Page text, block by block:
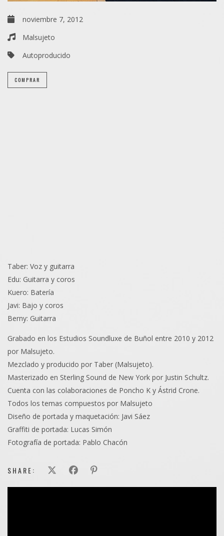
noviembre 7, 2012
Malsujeto
Autoproducido
COMPRAR
Taber: Voz y guitarra
Edu: Guitarra y coros
Kuero: Batería
Javi: Bajo y coros
Berny: Guitarra
Grabado en los Estudios Soundluxe de Buñol entre 2010 y 2012
por Malsujeto.
Mezclado y producido por Taber (Malsujeto).
Masterizado en Sterling Sound de New York por Justin Schultz.
Cuenta con las colaboraciones de Poncho K y Ástrid Crone.
Todos los temas compuestos por Malsujeto
Diseño de portada y maquetación: Javi Sáez
Graffiti de portada: Lucas Simón
Fotografía de portada: Pablo Chacón
SHARE: